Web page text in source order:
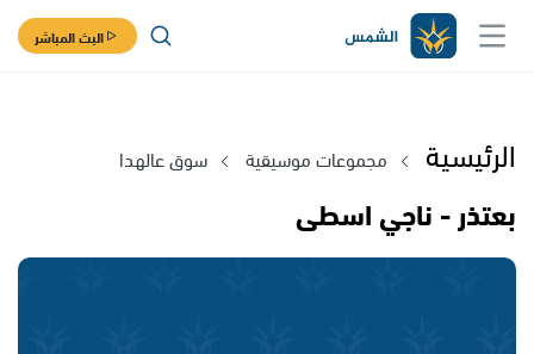
البث المباشر
الرئيسية مجموعات موسيقية سوق عالهدا
بعتذر - ناجي اسطى